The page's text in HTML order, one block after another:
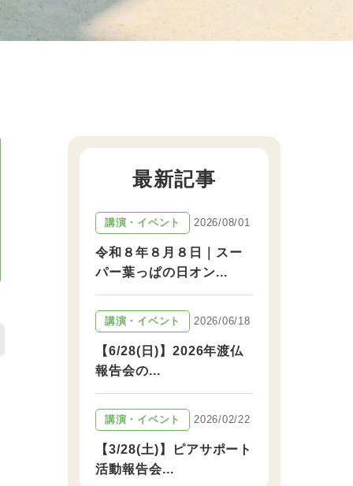
最新記事
講演・イベント 2026/08/01
令和８年８月８日｜スー
パー葉っぱの日オン...
講演・イベント 2026/06/18
【6/28(日)】2026年渡仏
報告会の...
講演・イベント 2026/02/22
【3/28(土)】ピアサポート
活動報告会...